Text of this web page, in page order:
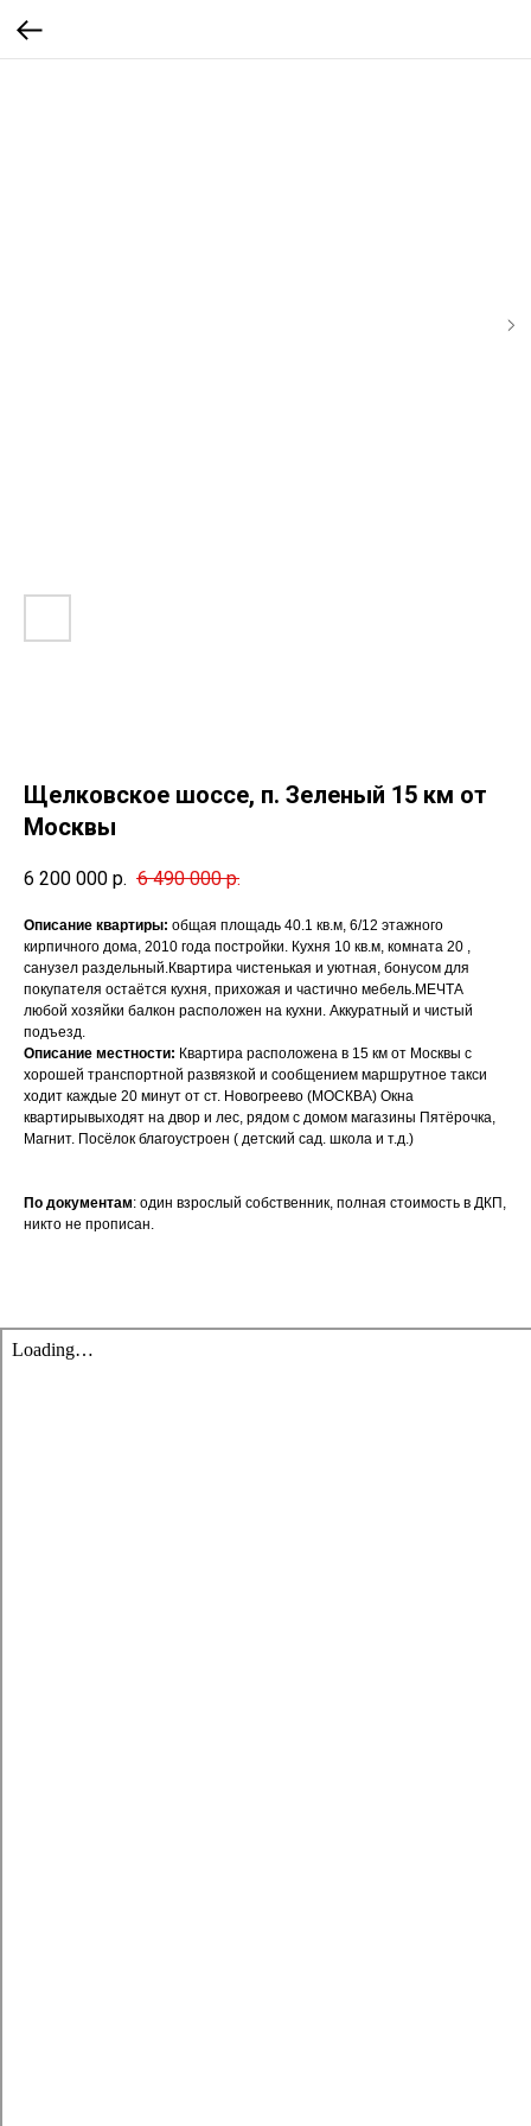
Щелковское шоссе, п. Зеленый 15 км от
Москвы
6 200 000 р. 6 490 000 р.
Описание квартиры: общая площадь 40.1 кв.м, 6/12 этажного
кирпичного дома, 2010 года постройки. Кухня 10 кв.м, комната 20 ,
санузел раздельный.Квартира чистенькая и уютная, бонусом для
покупателя остаётся кухня, прихожая и частично мебель.МЕЧТА
любой хозяйки балкон расположен на кухни. Аккуратный и чистый
подъезд.
Описание местности: Квартира расположена в 15 км от Москвы с
хорошей транспортной развязкой и сообщением маршрутное такси
ходит каждые 20 минут от ст. Новогреево (МОСКВА) Окна
квартирывыходят на двор и лес, рядом с домом магазины Пятёрочка,
Магнит. Посёлок благоустроен ( детский сад. школа и т.д.)
По документам: один взрослый собственник, полная стоимость в ДКП,
никто не прописан.